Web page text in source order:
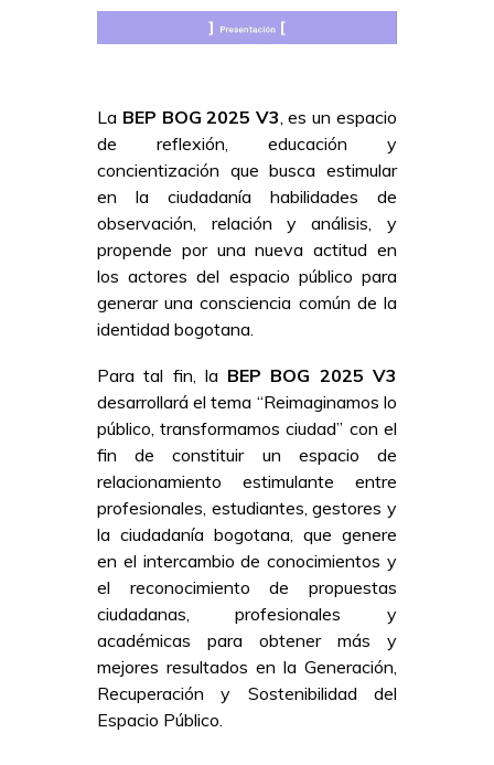
La BEP BOG 2025 V3, es un espacio
de reflexión, educación y
concientización que busca estimular
en la ciudadanía habilidades de
observación, relación y análisis, y
propende por una nueva actitud en
los actores del espacio público para
generar una consciencia común de la
identidad bogotana.
Para tal fin, la BEP BOG 2025 V3
desarrollará el tema “Reimaginamos lo
público, transformamos ciudad” con el
fin de constituir un espacio de
relacionamiento estimulante entre
profesionales, estudiantes, gestores y
la ciudadanía bogotana, que genere
en el intercambio de conocimientos y
el reconocimiento de propuestas
ciudadanas, profesionales y
académicas para obtener más y
mejores resultados en la Generación,
Recuperación y Sostenibilidad del
Espacio Público.